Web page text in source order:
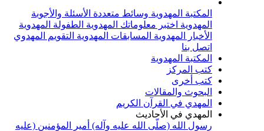
المكتبة المهدوية وسائط متعددة الأسئلة والأجوبة
المهدوية اختبر معلوماتك المهدوية الطفولة المهدوية
الأخبار المهدوية المسابقات المهدوية التقويم المهدوي
اتصل بنا
المكتبة المهدوية
كتب المركز
كتب أخرى
البحوث والمقالات
المهدي في القرآن الكريم
المهدي في الأحاديث
رسول الله (صلّى الله عليه وآله) أمير المؤمنين (عليه